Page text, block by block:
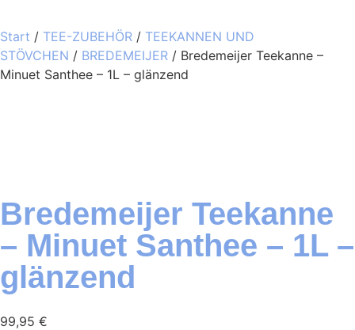
Start / TEE-ZUBEHÖR / TEEKANNEN UND
STÖVCHEN / BREDEMEIJER / Bredemeijer Teekanne –
Minuet Santhee – 1L – glänzend
Bredemeijer Teekanne
– Minuet Santhee – 1L –
glänzend
99,95 €